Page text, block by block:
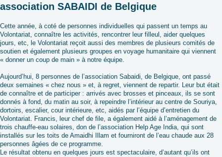
association SABAIDI de Belgique
Cette année, à coté de personnes individuelles qui passent un temps au
Volontariat, connaître les activités, rencontrer leur filleul, aider quelques
jours, etc, le Volontariat reçoit aussi des membres de plusieurs comités de
soutien et également plusieurs groupes en voyage humanitaire qui viennent
« donner un coup de main » à notre équipe.
Aujourd’hui, 8 personnes de l’association Sabaidi, de Belgique, ont passé
deux semaines « chez nous » et, à regret, viennent de repartir. Leur but était
de connaître et de participer : arrivés avec brosses et pinceaux, ils se sont
donnés à fond, du matin au soir, à repeindre l’intérieur au centre de Souriya,
dortoirs, escalier, cour intérieure, etc, aidés par l’équipe d’entretien du
Volontariat. Francis, leur chef de file, a également aidé à l’aménagement de
trois chauffe-eau solaires, don de l’association Help Age India, qui sont
installés sur les toits de Amaidhi Illam et fourniront de l’eau chaude aux 28
personnes âgées de ce programme.
Le résultat obtenu en quelques jours est spectaculaire, d’autant qu’ils ont